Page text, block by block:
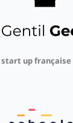
start up française